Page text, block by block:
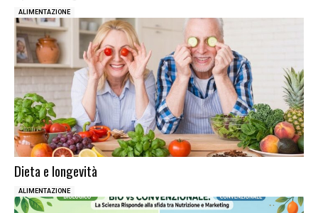
ALIMENTAZIONE
Dieta e longevità
ALIMENTAZIONE